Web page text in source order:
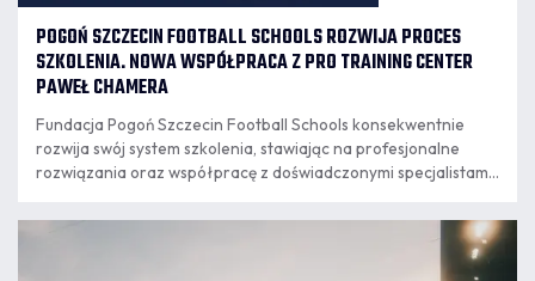
POGOŃ SZCZECIN FOOTBALL SCHOOLS ROZWIJA PROCES
SZKOLENIA. NOWA WSPÓŁPRACA Z PRO TRAINING CENTER
PAWEŁ CHAMERA
Fundacja Pogoń Szczecin Football Schools konsekwentnie
rozwija swój system szkolenia, stawiając na profesjonalne
rozwiązania oraz współpracę z doświadczonymi specjalistami.
współpracy z PRO TRAINING CENTER Paweł Chamera, które
od nowego sezonu będzie odpowiadało za przygotowanie
motoryczne przeszło 240 zawodników kategorii Orlik i